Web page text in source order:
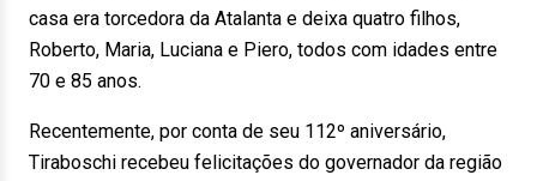
casa era torcedora da Atalanta e deixa quatro filhos,
Roberto, Maria, Luciana e Piero, todos com idades entre
70 e 85 anos.
Recentemente, por conta de seu 112º aniversário,
Tiraboschi recebeu felicitações do governador da região